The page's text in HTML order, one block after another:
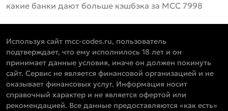
какие банки дают больше кэшбэка за MCC 7998
Используя сайт mcc-codes.ru, пользователь
подтверждает, что ему исполнилось 18 лет и он
принимает данные условия, иначе он должен покинуть
сайт. Сервис не является финансовой организацией и не
оказывает финансовых услуг. Информация носит
справочный характер и не является офертой или
рекомендацией. Все данные предоставляются «как есть»